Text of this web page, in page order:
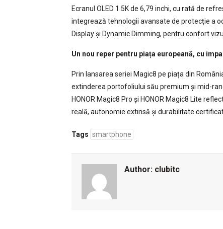
Ecranul OLED 1.5K de 6,79 inchi, cu rată de
integrează tehnologii avansate de protecție a
Display și Dynamic Dimming, pentru confort
Un nou reper pentru piața europeană, cu
Prin lansarea seriei Magic8 pe piața din
extinderea portofoliului său premium și mid-
HONOR Magic8 Pro și HONOR Magic8 Lite
reală, autonomie extinsă și durabilitate
Tags smartphone
Author: clubitc